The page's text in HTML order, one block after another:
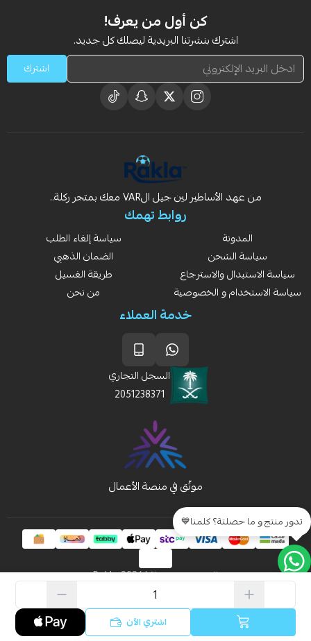
اشتري الآن
كن أول من يعرف!
اشترك بنشرتنا البريدية ليصلك كل جديد.
اشترك
من عهد الأساطير لين جيل الVAR معك بمتجر ركلة..
روابط تهمك
المدونة
سياسة الشحن
سياسة الاستبدال والاسترجاع
سياسة الاستخدام و الخصوصية
سياسة إلغاء الطلب
الضمان الذهبي
طريقة الغسيل
من نحن
خدمة العملاء
السجل التجاري
2051238371
الحقوق محفوظة | 2026 Rakla
تدور منتج و ما حصلتة؟ كلمنا💙